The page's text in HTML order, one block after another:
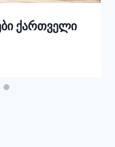
ქართველი